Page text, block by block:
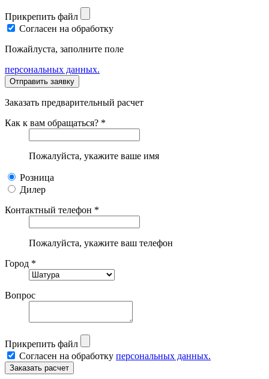
Прикрепить файл
Согласен на обработку
Пожайлуста, заполните поле
персональных данных.
Заказать предварительный расчет
Как к вам обращаться? *
Пожалуйста, укажите ваше имя
Розница
Дилер
Контактный телефон *
Пожалуйста, укажите ваш телефон
Город *
Вопрос
Прикрепить файл
Согласен на обработку персональных данных.